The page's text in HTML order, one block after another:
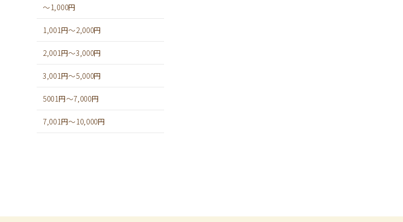
～1,000円
1,001円～2,000円
2,001円～3,000円
3,001円～5,000円
5001円～7,000円
7,001円～10,000円